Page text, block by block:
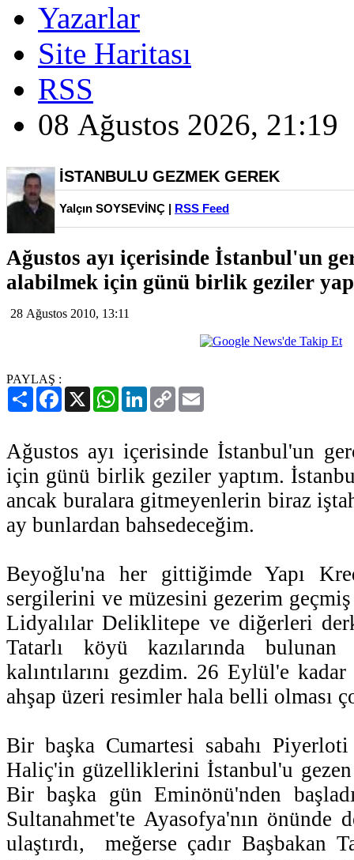
Yazarlar
Site Haritası
RSS
08 Ağustos 2026, 21:19
İSTANBULU GEZMEK GEREK
Yalçın SOYSEVİNÇ | RSS Feed
Ağustos ayı içerisinde İstanbul'un
alabilmek için günü birlik geziler
28 Ağustos 2010, 13:11
PAYLAŞ :
PaylaşFacebook
X WhatsAppLinkedIn
Copy
Link
Ağustos ayı içerisinde İstanbul'un
için günü birlik geziler yaptım.
ancak buralara gitmeyenlerin biraz
ay bunlardan bahsedeceğim.
Beyoğlu'na her gittiğimde Yapı
sergilerini ve müzesini gezerim
Lidyalılar Deliklitepe ve diğerleri
Tatarlı köyü kazılarında
kalıntılarını gezdim. 26 Eylül'e
ahşap üzeri resimler hala belli olması
Bir başka Cumartesi sabahı
Haliç'in güzelliklerini İstanbul'u
Bir başka gün Eminönü'nden
Sultanahmet'te Ayasofya'nın önünde
ulaştırdı, meğerse çadır Başbakan